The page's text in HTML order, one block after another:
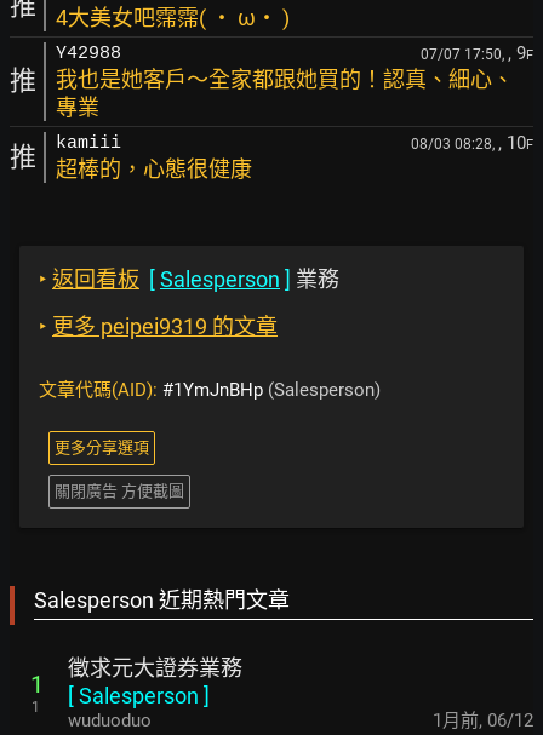
4大美女吧霈霈( ‧ ω‧ )
推
Y42988 07/07 17:50, , 9F
我也是她客戶～全家都跟她買的！認真、細心、
專業
推 kamiii 08/03 08:28, , 10F
超棒的，心態很健康
‣ 返回看板 [Salesperson ] 業務
‣ 更多 peipei9319 的文章
文章代碼(AID): #1YmJnBHp (Salesperson)
更多分享選項
關閉廣告 方便截圖
Salesperson 近期熱門文章
1
1
徵求元大證券業務
[Salesperson ]
wuduoduo 1月前, 06/12